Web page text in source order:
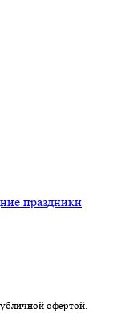
праздники
офертой.